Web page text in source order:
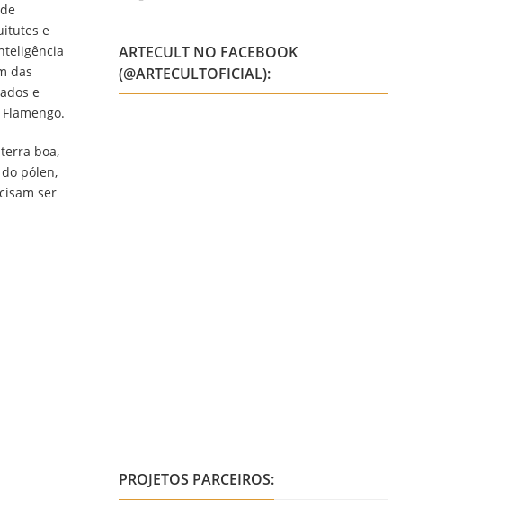
e
das
e
boa,
pólen,
ser
ARTECULT NO FACEBOOK
(@ARTECULTOFICIAL):
PROJETOS PARCEIROS: